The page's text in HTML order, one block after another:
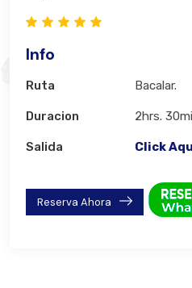
Info
Ruta Bacalar.
Duracion 2hrs.
Salida Click
Reserva Ahora